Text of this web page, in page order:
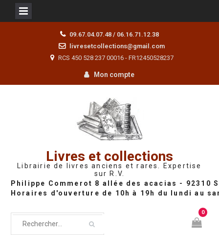
09.67.04.07.48 / 06.16.71.12.38
livresetcollections@gmail.com
RCS 450 528 237 00016 - FR12450528237
Mon compte
Livres et collections
Librairie de livres anciens et rares. Expertise
sur R.V.
0